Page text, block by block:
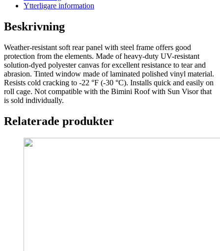
CAMO
mängd
Ytterligare information
Beskrivning
Weather-resistant soft rear panel with steel frame offers good
protection from the elements. Made of heavy-duty UV-resistant
solution-dyed polyester canvas for excellent resistance to tear and
abrasion. Tinted window made of laminated polished vinyl material.
Resists cold cracking to -22 °F (-30 °C). Installs quick and easily on
roll cage. Not compatible with the Bimini Roof with Sun Visor that
is sold individually.
Relaterade produkter